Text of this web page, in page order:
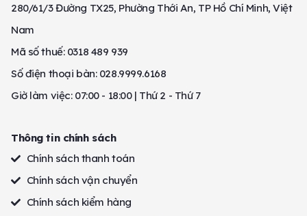
280/61/3 Đường TX25, Phường Thới An, TP Hồ Chí Minh, Việt
Nam
Mã số thuế: 0318 489 939
Số điện thoại bàn: 028.9999.6168
Giờ làm việc: 07:00 - 18:00 | Thứ 2 - Thứ 7
Thông tin chính sách
Chính sách thanh toán
Chính sách vận chuyển
Chính sách kiểm hàng